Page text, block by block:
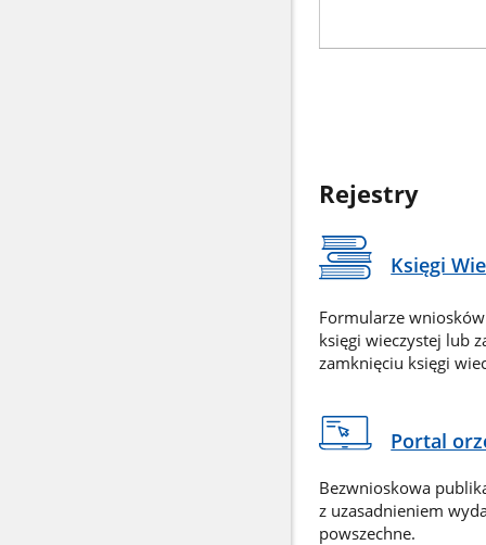
Rejestry
Księgi
Formularze
księgi wieczystej lub
zamknięciu księgi
Portal
Bezwnioskowa
z uzasadnieniem
powszechne.